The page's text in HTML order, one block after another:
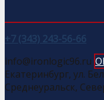
+7 (343) 243-56-66
info@ironlogic96.ru
Екатеринбург, ул.
Среднеуральск,